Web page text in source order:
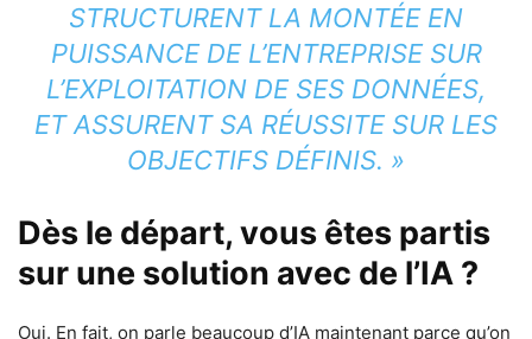
STRUCTURENT LA MONTÉE EN
PUISSANCE DE L’ENTREPRISE SUR
L’EXPLOITATION DE SES DONNÉES,
ET ASSURENT SA RÉUSSITE SUR LES
OBJECTIFS DÉFINIS. »
Dès le départ, vous êtes partis
sur une solution avec de l’IA ?
Oui. En fait, on parle beaucoup d’IA maintenant parce qu’on